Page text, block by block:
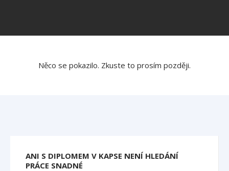
Něco se pokazilo. Zkuste to prosím později.
ANI S DIPLOMEM V KAPSE NENÍ HLEDÁNÍ
PRÁCE SNADNÉ